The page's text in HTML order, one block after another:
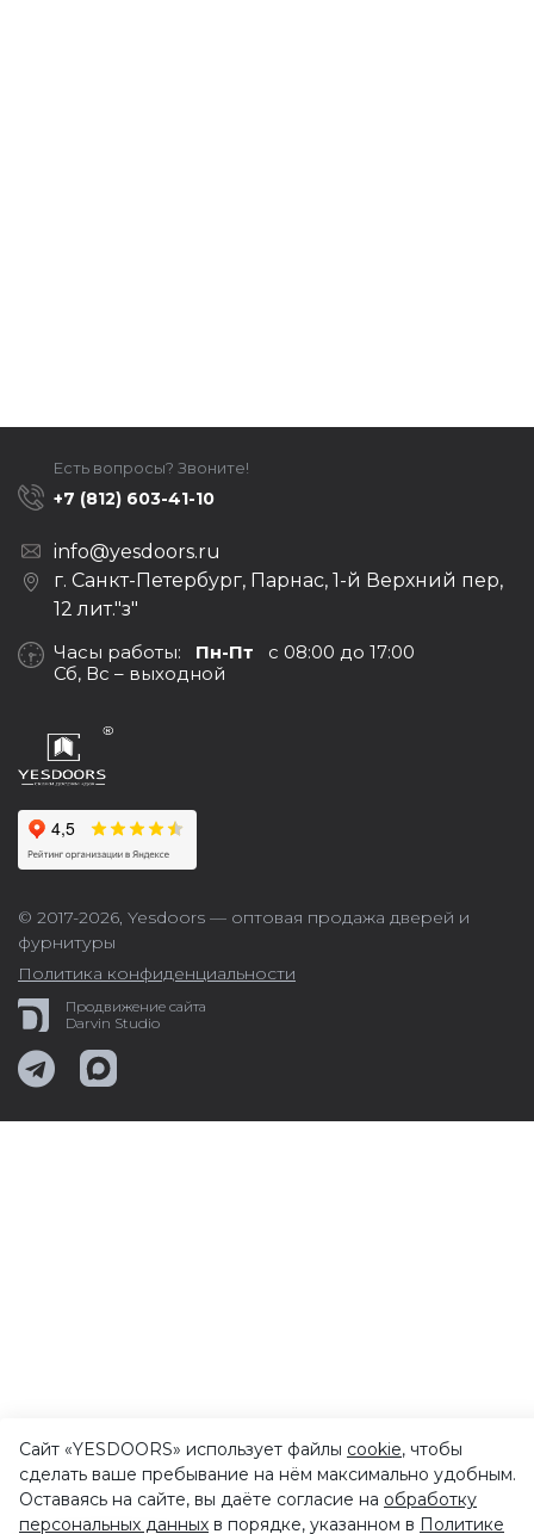
© 2017-2026, Yesdoors — оптовая продажа дверей и
фурнитуры
Политика конфиденциальности
Продвижение сайта
Darvin Studio
Есть вопросы? Звоните!
+7 (812) 603-41-10
info@yesdoors.ru
г. Санкт-Петербург, Парнас, 1-й Верхний пер,
12 лит."з"
Часы работы: Пн-Пт с 08:00 до 17:00
Сб, Вс – выходной
Сайт «YESDOORS» использует файлы cookie, чтобы
сделать ваше пребывание на нём максимально удобным.
Оставаясь на сайте, вы даёте согласие на обработку
персональных данных в порядке, указанном в Политике